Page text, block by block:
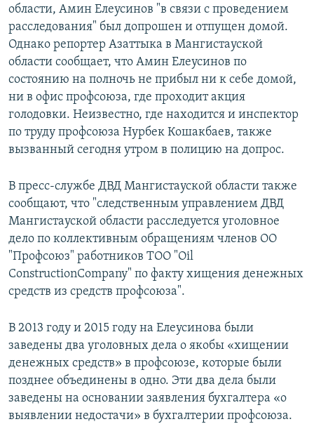
области, Амин Елеусинов "в связи с проведением
расследования" был допрошен и отпущен домой.
Однако репортер Азаттыка в Мангистауской
области сообщает, что Амин Елеусинов по
состоянию на полночь не прибыл ни к себе домой,
ни в офис профсоюза, где проходит акция
голодовки. Неизвестно, где находится и инспектор
по труду профсоюза Нурбек Кошакбаев, также
вызванный сегодня утром в полицию на допрос.
В пресс-службе ДВД Мангистауской области также
сообщают, что "следственным управлением ДВД
Мангистауской области расследуется уголовное
дело по коллективным обращениям членов ОО
"Профсоюз" работников ТОО "Oil
ConstructionCompany" по факту хищения денежных
средств из средств профсоюза".
В 2013 году и 2015 году на Елеусинова были
заведены два уголовных дела о якобы «хищении
денежных средств» в профсоюзе, которые были
позднее объединены в одно. Эти два дела были
заведены на основании заявления бухгалтера «о
выявлении недостачи» в бухгалтерии профсоюза.